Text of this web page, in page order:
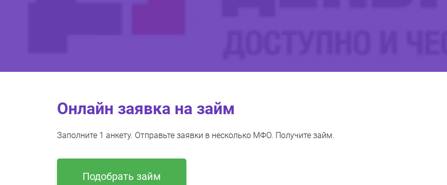
Онлайн заявка на займ
Заполните 1 анкету. Отправьте заявки в несколько МФО. Получите займ.
Подобрать займ